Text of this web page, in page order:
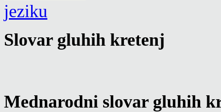
Slovar gluhih kretenj
Mednarodni slovar gluhih